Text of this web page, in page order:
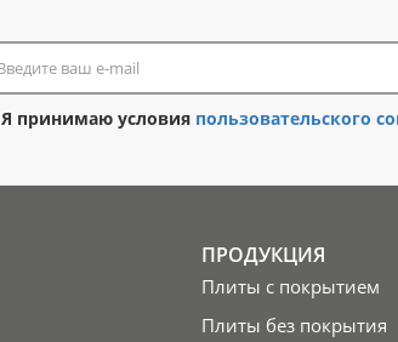
Я принимаю условия пользовательского
ПРОДУКЦИЯ
Плиты с покрытием
Плиты без покрытия